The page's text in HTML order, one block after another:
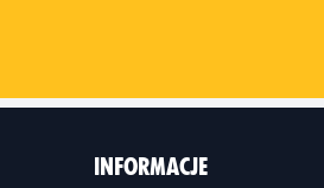
INFORMACJE